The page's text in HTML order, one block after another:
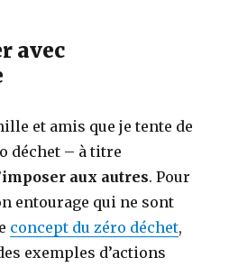
avec
et amis que je tente de
déchet – à titre
aux autres. Pour
entourage qui ne sont
concept du zéro déchet,
exemples d’actions